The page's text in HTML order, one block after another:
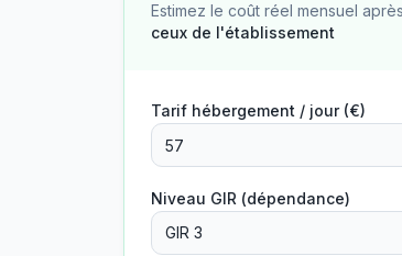
Estimez le coût réel mensuel
ceux de l'établissement
Tarif hébergement / jour (€)
Niveau GIR (dépendance)
GIR 3